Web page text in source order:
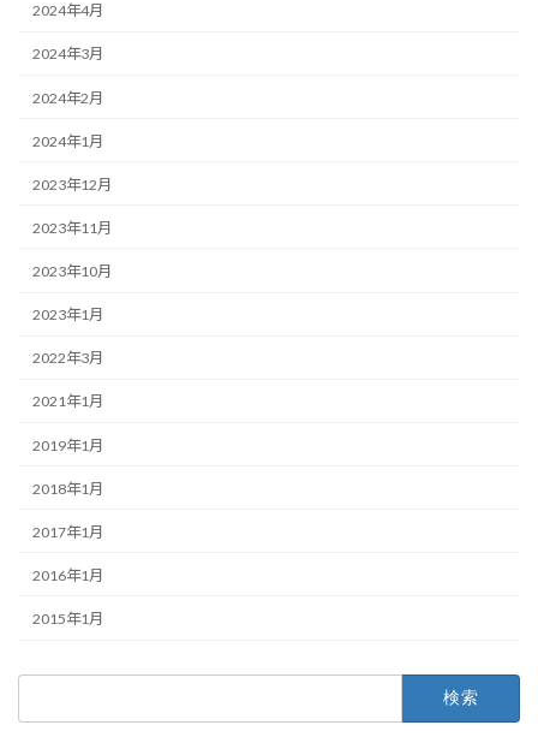
2024年4月
2024年3月
2024年2月
2024年1月
2023年12月
2023年11月
2023年10月
2023年1月
2022年3月
2021年1月
2019年1月
2018年1月
2017年1月
2016年1月
2015年1月